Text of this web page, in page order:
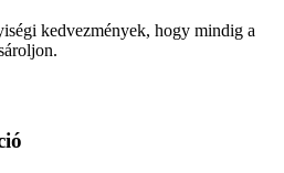
kedvezmények, hogy mindig a